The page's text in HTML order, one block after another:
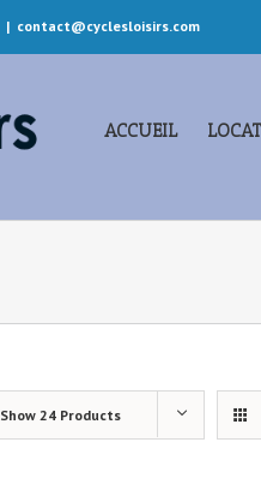
| contact@cyclesloisirs.com
ACCUEIL
Show 24 Products